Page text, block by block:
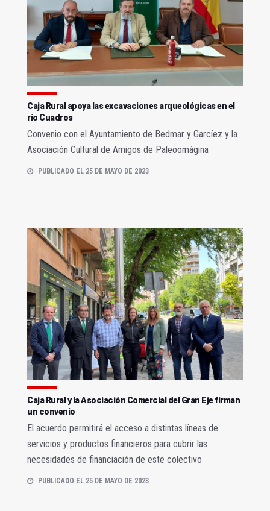
Caja Rural apoya las excavaciones arqueológicas en el
río Cuadros
Convenio con el Ayuntamiento de Bedmar y Garcíez y la
Asociación Cultural de Amigos de Paleoomágina
PUBLICADO EL 25 DE MAYO DE 2023
Caja Rural y la Asociación Comercial del Gran Eje firman
un convenio
El acuerdo permitirá el acceso a distintas líneas de
servicios y productos financieros para cubrir las
necesidades de financiación de este colectivo
PUBLICADO EL 25 DE MAYO DE 2023